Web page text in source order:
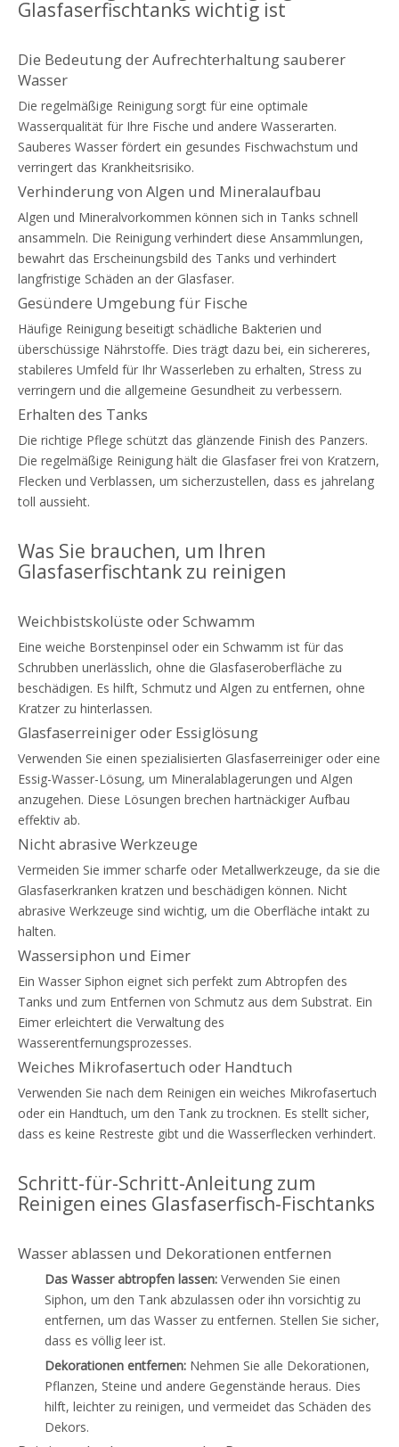
Glasfaserfischtanks wichtig ist
Die Bedeutung der Aufrechterhaltung sauberer
Wasser
Die regelmäßige Reinigung sorgt für eine optimale
Wasserqualität für Ihre Fische und andere Wasserarten.
Sauberes Wasser fördert ein gesundes Fischwachstum und
verringert das Krankheitsrisiko.
Verhinderung von Algen und Mineralaufbau
Algen und Mineralvorkommen können sich in Tanks schnell
ansammeln. Die Reinigung verhindert diese Ansammlungen,
bewahrt das Erscheinungsbild des Tanks und verhindert
langfristige Schäden an der Glasfaser.
Gesündere Umgebung für Fische
Häufige Reinigung beseitigt schädliche Bakterien und
überschüssige Nährstoffe. Dies trägt dazu bei, ein sichereres,
stabileres Umfeld für Ihr Wasserleben zu erhalten, Stress zu
verringern und die allgemeine Gesundheit zu verbessern.
Erhalten des Tanks
Die richtige Pflege schützt das glänzende Finish des Panzers.
Die regelmäßige Reinigung hält die Glasfaser frei von Kratzern,
Flecken und Verblassen, um sicherzustellen, dass es jahrelang
toll aussieht.
Was Sie brauchen, um Ihren
Glasfaserfischtank zu reinigen
Weichbistskolüste oder Schwamm
Eine weiche Borstenpinsel oder ein Schwamm ist für das
Schrubben unerlässlich, ohne die Glasfaseroberfläche zu
beschädigen. Es hilft, Schmutz und Algen zu entfernen, ohne
Kratzer zu hinterlassen.
Glasfaserreiniger oder Essiglösung
Verwenden Sie einen spezialisierten Glasfaserreiniger oder eine
Essig-Wasser-Lösung, um Mineralablagerungen und Algen
anzugehen. Diese Lösungen brechen hartnäckiger Aufbau
effektiv ab.
Nicht abrasive Werkzeuge
Vermeiden Sie immer scharfe oder Metallwerkzeuge, da sie die
Glasfaserkranken kratzen und beschädigen können. Nicht
abrasive Werkzeuge sind wichtig, um die Oberfläche intakt zu
halten.
Wassersiphon und Eimer
Ein Wasser Siphon eignet sich perfekt zum Abtropfen des
Tanks und zum Entfernen von Schmutz aus dem Substrat. Ein
Eimer erleichtert die Verwaltung des
Wasserentfernungsprozesses.
Weiches Mikrofasertuch oder Handtuch
Verwenden Sie nach dem Reinigen ein weiches Mikrofasertuch
oder ein Handtuch, um den Tank zu trocknen. Es stellt sicher,
dass es keine Restreste gibt und die Wasserflecken verhindert.
Schritt-für-Schritt-Anleitung zum
Reinigen eines Glasfaserfisch-Fischtanks
Wasser ablassen und Dekorationen entfernen
Das Wasser abtropfen lassen: Verwenden Sie einen
Siphon, um den Tank abzulassen oder ihn vorsichtig zu
entfernen, um das Wasser zu entfernen. Stellen Sie sicher,
dass es völlig leer ist.
Dekorationen entfernen: Nehmen Sie alle Dekorationen,
Pflanzen, Steine ​​und andere Gegenstände heraus. Dies
hilft, leichter zu reinigen, und vermeidet das Schäden des
Dekors.